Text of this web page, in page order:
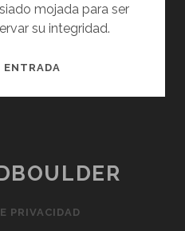
mojada para ser
su integridad.
ENTRADA
LISTA
ESCALAR
PRIVACIDAD